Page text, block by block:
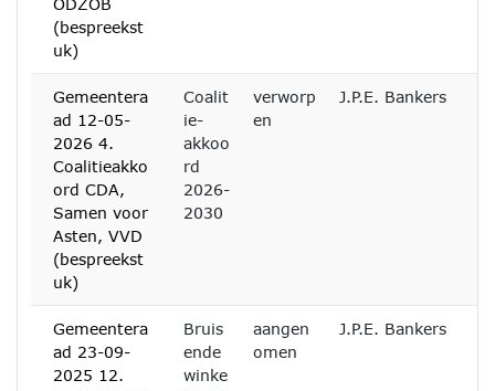
ODZOB
(bespreekst
uk)
Gemeentera
ad 12-05-
2026 4.
Coalitieakko
ord CDA,
Samen voor
Asten, VVD
(bespreekst
uk)
Coalit
ie-
akkoo
rd
2026-
2030
verworp
en
J.P.E. Bankers
Gemeentera
ad 23-09-
2025 12.
Bruis
ende
winke
aangen
omen
J.P.E. Bankers